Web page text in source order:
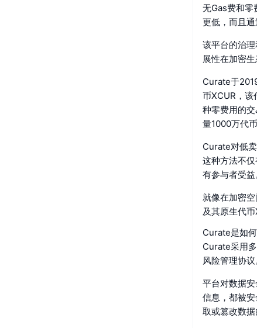
无Gas费和零
更低，而且
该平台的治
展性在加密生
Curate于
币XCUR，该
种零费用的
量1000万代
Curate对低
这种方法不
有参与者受益
就像在加密
及其原生代币
Curate是如
Curate采用
风险管理协
平台对数据
信息，都被
取或篡改数据